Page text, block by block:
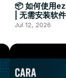
📦 如何使用
| 无需安装软件
Jul 12, 2026